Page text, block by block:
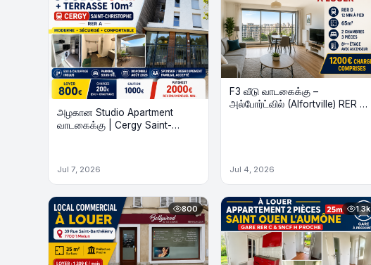
அழகான Studio Apartment
வாடகைக்கு | Cergy Saint-
Jul 7, 2026
F3 வீடு வாடகைக்கு –
அல்போர்ட்வில் (Alfortville) RER D
Jul 4, 2026
800 1.3k